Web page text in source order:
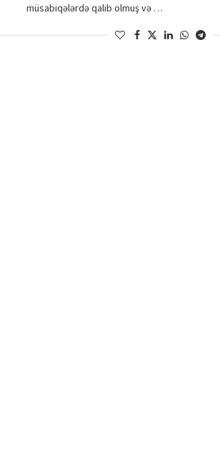
müsabiqələrdə qalib olmuş və …